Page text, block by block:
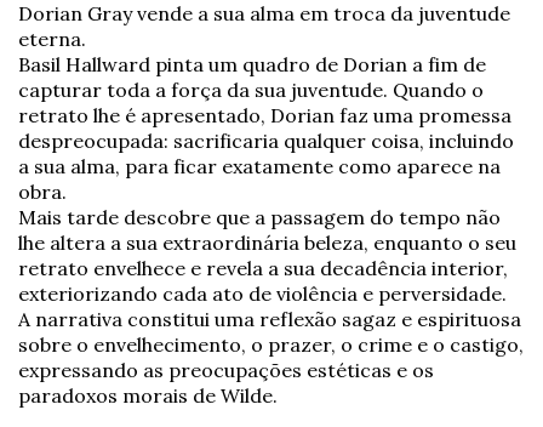
Dorian Gray vende a sua alma em troca da juventude
eterna.
Basil Hallward pinta um quadro de Dorian a fim de
capturar toda a força da sua juventude. Quando o
retrato lhe é apresentado, Dorian faz uma promessa
despreocupada: sacrificaria qualquer coisa, incluindo
a sua alma, para ficar exatamente como aparece na
obra.
Mais tarde descobre que a passagem do tempo não
lhe altera a sua extraordinária beleza, enquanto o seu
retrato envelhece e revela a sua decadência interior,
exteriorizando cada ato de violência e perversidade.
A narrativa constitui uma reflexão sagaz e espirituosa
sobre o envelhecimento, o prazer, o crime e o castigo,
expressando as preocupações estéticas e os
paradoxos morais de Wilde.